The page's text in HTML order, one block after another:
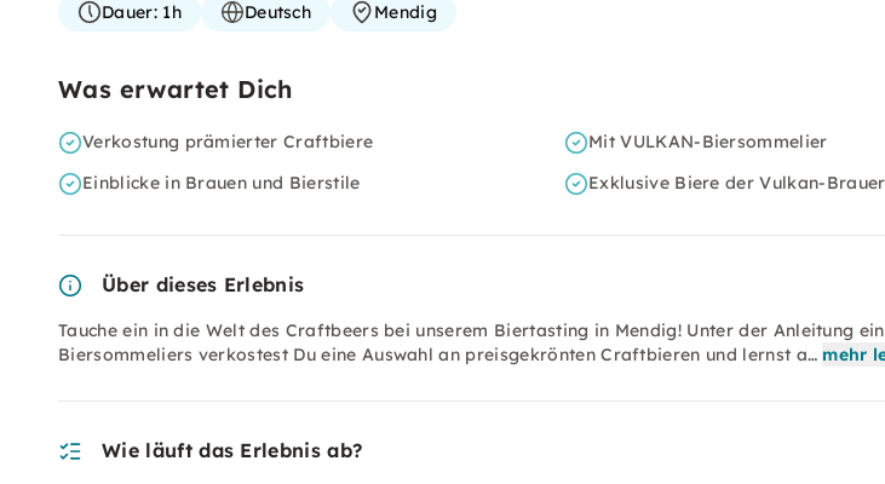
Dauer:1h Deutsch Mendig
Was erwartet Dich
Verkostung prämierter Craftbiere
Mit VULKAN-Biersommelier
Einblicke in Brauen und Bierstile
Exklusive Biere der Vulkan-
Über dieses Erlebnis
Tauche ein in die Welt des Craftbeers bei unserem Biertasting in Mendig! Unter der Anleitung
Biersommeliers verkostest Du eine Auswahl an preisgekrönten Craftbieren und lernst a… mehr
Wie läuft das Erlebnis ab?